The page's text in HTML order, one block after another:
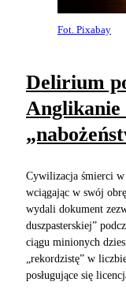
Fot. Pixabay
Delirium
Cywilizacja śmierci w
wciągając w swój
wydali dokument
duszpasterskiej”
ciągu minionych
„rekordzistę” w
posługujące się